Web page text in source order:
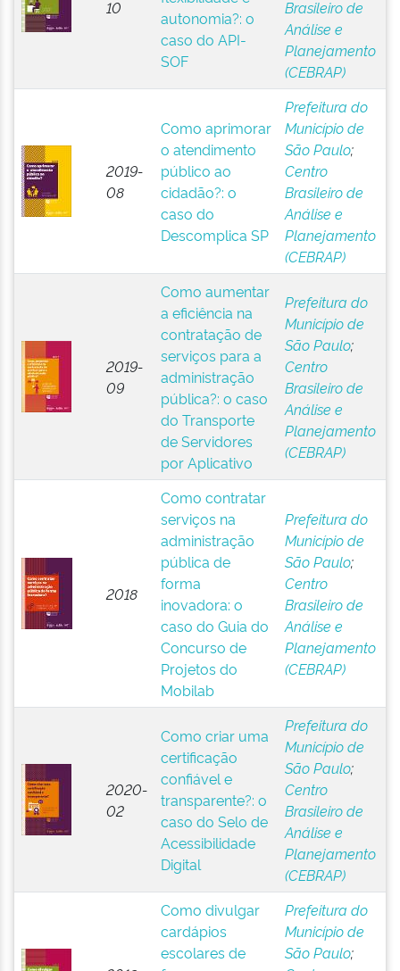
10
autonomia?: o
caso do API-
SOF
Brasileiro de
Análise e
Planejamento
(CEBRAP)
2019-
08
Como aprimorar
o atendimento
público ao
cidadão?: o
caso do
Descomplica SP
Prefeitura do
Município de
São Paulo;
Centro
Brasileiro de
Análise e
Planejamento
(CEBRAP)
2019-
09
Como aumentar
a eficiência na
contratação de
serviços para a
administração
pública?: o caso
do Transporte
de Servidores
por Aplicativo
Prefeitura do
Município de
São Paulo;
Centro
Brasileiro de
Análise e
Planejamento
(CEBRAP)
2018
Como contratar
serviços na
administração
pública de
forma
inovadora: o
caso do Guia do
Concurso de
Projetos do
Mobilab
Prefeitura do
Município de
São Paulo;
Centro
Brasileiro de
Análise e
Planejamento
(CEBRAP)
2020-
02
Como criar uma
certificação
confiável e
transparente?: o
caso do Selo de
Acessibilidade
Digital
Prefeitura do
Município de
São Paulo;
Centro
Brasileiro de
Análise e
Planejamento
(CEBRAP)
Como divulgar
cardápios
escolares de
Prefeitura do
Município de
São Paulo;